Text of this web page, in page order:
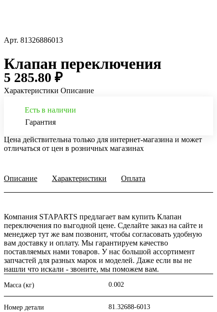
Арт. 81326886013
Клапан переключения
5 285.80 ₽
Характеристики Описание
Есть в наличии
Гарантия
Цена действительна только для интернет-магазина и может
отличаться от цен в розничных магазинах
Описание Характеристики Оплата
Компания STAPARTS предлагает вам купить Клапан
переключения по выгодной цене. Сделайте заказ на сайте и
менеджер тут же вам позвонит, чтобы согласовать удобную
вам доставку и оплату. Мы гарантируем качество
поставляемых нами товаров. У нас большой ассортимент
запчастей для разных марок и моделей. Даже если вы не
нашли что искали - звоните, мы поможем вам.
Масса (кг) 0.002
Номер детали 81.32688-6013